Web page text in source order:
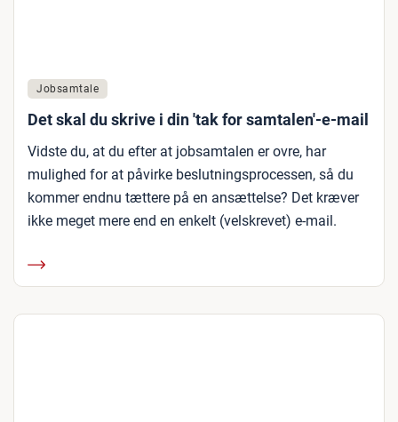
Jobsamtale
Det skal du skrive i din 'tak for samtalen'-e-mail
Vidste du, at du efter at jobsamtalen er ovre, har
mulighed for at påvirke beslutningsprocessen, så du
kommer endnu tættere på en ansættelse? Det kræver
ikke meget mere end en enkelt (velskrevet) e-mail.